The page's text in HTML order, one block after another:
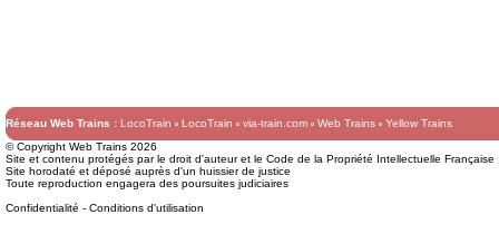
Réseau Web Trains : LocoTrain LocoTrain via-train.com Web Trains
Yellow Trains
© Copyright Web Trains 2026
Site et contenu protégés par le droit d'auteur et le Code de la Propriété Intellectuelle Française
Site horodaté et déposé auprès d'un huissier de justice
Toute reproduction engagera des poursuites judiciaires
Confidentialité - Conditions d'utilisation